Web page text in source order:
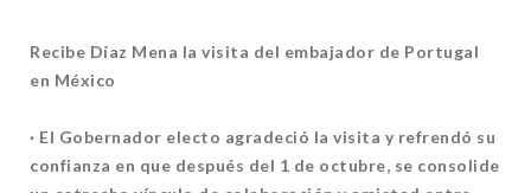
Recibe Díaz Mena la visita del embajador de Portugal
en México
· El Gobernador electo agradeció la visita y refrendó su
confianza en que después del 1 de octubre, se consolide